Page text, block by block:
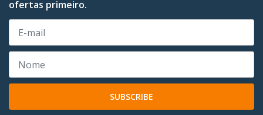
ofertas primeiro.
SUBSCRIBE